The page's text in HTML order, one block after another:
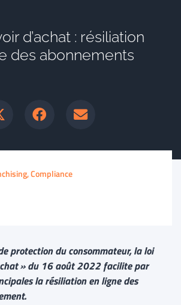
d’achat : résiliation
des abonnements
Compliance
protection du consommateur, la loi
» du 16 août 2022 facilite par
la résiliation en ligne des